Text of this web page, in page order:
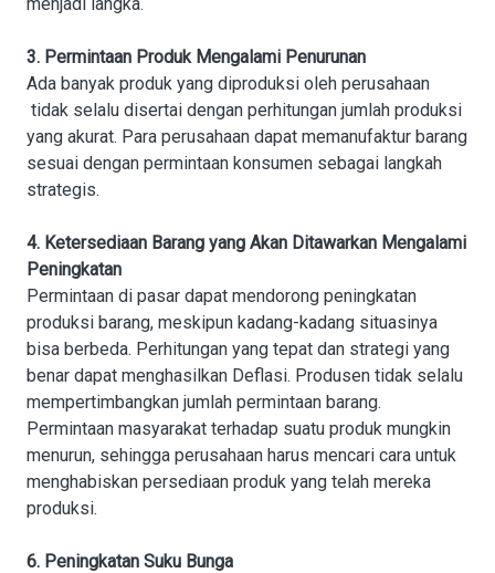
3. Permintaan Produk Mengalami Penurunan
Ada banyak produk yang diproduksi oleh perusahaan
tidak selalu disertai dengan perhitungan jumlah produksi
yang akurat. Para perusahaan dapat memanufaktur barang
sesuai dengan permintaan konsumen sebagai langkah
strategis.
4. Ketersediaan Barang yang Akan Ditawarkan Mengalami
Peningkatan
Permintaan di pasar dapat mendorong peningkatan
produksi barang, meskipun kadang-kadang situasinya
bisa berbeda. Perhitungan yang tepat dan strategi yang
benar dapat menghasilkan Deflasi. Produsen tidak selalu
mempertimbangkan jumlah permintaan barang.
Permintaan masyarakat terhadap suatu produk mungkin
menurun, sehingga perusahaan harus mencari cara untuk
menghabiskan persediaan produk yang telah mereka
produksi.
6. Peningkatan Suku Bunga